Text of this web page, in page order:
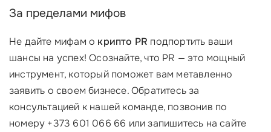
За пределами мифов
Не дайте мифам о крипто PR подпортить ваши
шансы на успех! Осознайте, что PR — это мощный
инструмент, который поможет вам метавленно
заявить о своем бизнесе. Обратитесь за
консультацией к нашей команде, позвонив по
номеру +373 601 066 66 или запишитесь на сайте